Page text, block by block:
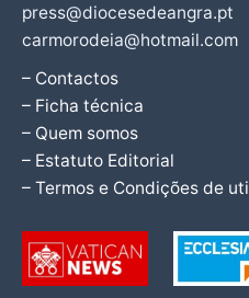
press@diocesedeangra.pt
carmorodeia@hotmail.com
– Contactos
– Ficha técnica
– Quem somos
– Estatuto Editorial
– Termos e Condições de